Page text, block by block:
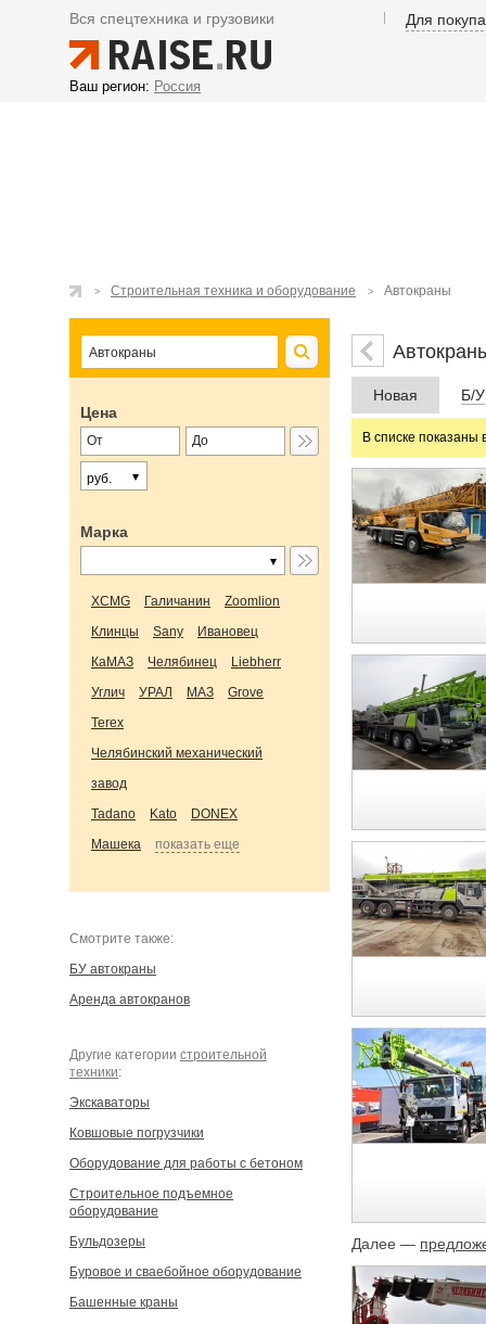
Вся спецтехника и грузовики Для
Ваш регион: Россия
Строительная техника и оборудование Автокраны
Цена
руб.
Марка
XCMG Галичанин
Zoomlion
Клинцы
Sany
Ивановец
КаМАЗ
Челябинец
Liebherr
Углич
УРАЛ МАЗ
Grove
Terex
Челябинский механический
завод
Tadano
Kato
DONEX
Машека
показать еще
Cмотрите также:
БУ автокраны
Аренда автокранов
Другие категории строительной
техники:
Экскаваторы
Ковшовые погрузчики
Оборудование для работы с бетоном
Строительное подъемное
оборудование
Бульдозеры
Буровое и сваебойное оборудование
Башенные краны
Новая Б/У
В списке показаны
Далее —